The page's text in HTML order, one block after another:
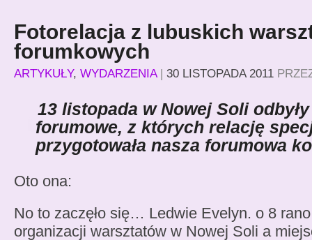
Fotorelacja z lubuskich
forumkowych
ARTYKUŁY, WYDARZENIA| 30 LISTOPADA 2011
13 listopada w Nowej Soli
forumowe, z których relację
przygotowała nasza forumowa
Oto ona:
No to zaczęło się… Ledwie Evelyn. o 8
organizacji warsztatów w Nowej Soli a